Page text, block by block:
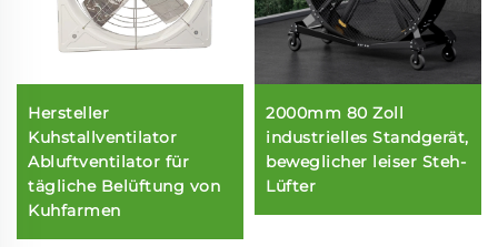
Hersteller
Kuhstallventilator
Abluftventilator für
tägliche Belüftung von
Kuhfarmen
2000mm 80 Zoll
industrielles Standgerät,
beweglicher leiser Steh-
Lüfter